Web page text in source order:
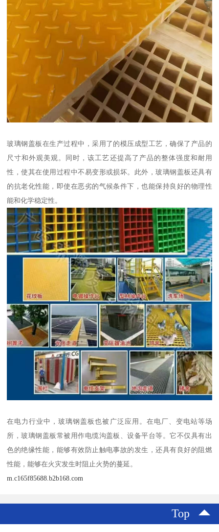
玻璃钢盖板在生产过程中，采用了的模压成型工艺，确保了产品的
尺寸和外观美观。同时，该工艺还提高了产品的整体强度和耐用
性，使其在使用过程中不易变形或损坏。此外，玻璃钢盖板还具有
的抗老化性能，即使在恶劣的气候条件下，也能保持良好的物理性
能和化学稳定性。
在电力行业中，玻璃钢盖板也被广泛应用。在电厂、变电站等场
所，玻璃钢盖板常被用作电缆沟盖板、设备平台等。它不仅具有出
色的绝缘性能，能够有效防止触电事故的发生，还具有良好的阻燃
性能，能够在火灾发生时阻止火势的蔓延。
m.c165f85688.b2b168.com
Top